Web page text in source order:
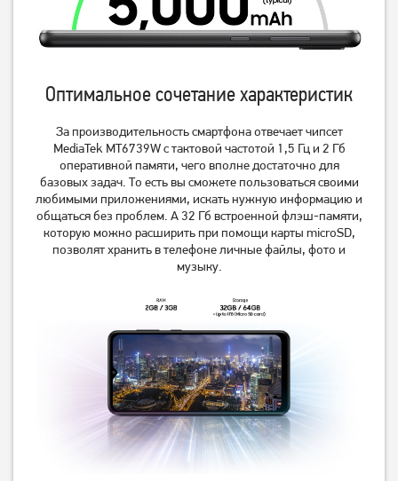
Смартфон Xiaomi Redmi
Note 14S 8/128GB Aurora
Purple NFC (Global) (із
зарядним пристроєм)
11 199грн
9 499грн
Смартфон Xiaomi Redmi
Note 14 Pro+ 5G 8/256Gb
Midnight Black UA UCRF
17 909грн
16 229грн
Смартфон Xiaomi Redmi
Смартфон Xiaomi Redmi
Оптимальное сочетание характеристик
За производительность смартфона отвечает чипсет
MediaTek MT6739W с тактовой частотой 1,5 Гц и 2 Гб
оперативной памяти, чего вполне достаточно для
базовых задач. То есть вы сможете пользоваться своими
любимыми приложениями, искать нужную информацию и
общаться без проблем. А 32 Гб встроенной флэш-памяти,
которую можно расширить при помощи карты microSD,
позволят хранить в телефоне личные файлы, фото и
музыку.